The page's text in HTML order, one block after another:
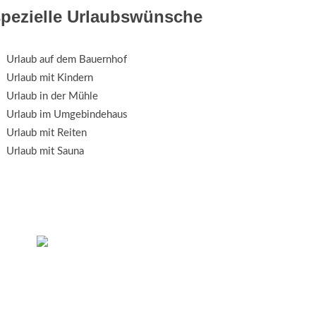
Urlaubswünsche
Urlaub auf dem Bauernhof
Urlaub mit Kindern
Urlaub in der Mühle
Urlaub im Umgebindehaus
Urlaub mit Reiten
Urlaub mit Sauna